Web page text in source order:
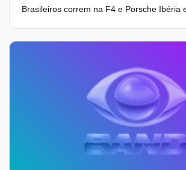
Brasileiros correm na F4 e Porsche Ibéria